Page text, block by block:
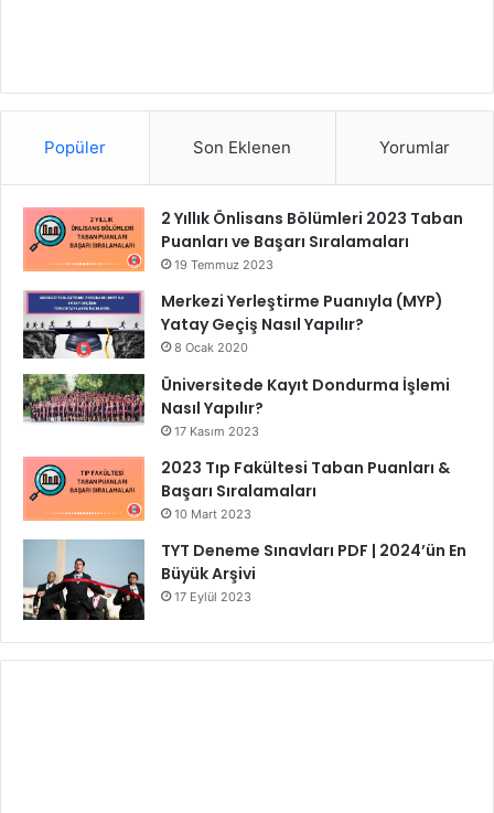
Popüler Son Eklenen Yorumlar
2 Yıllık Önlisans Bölümleri 2023 Taban
Puanları ve Başarı Sıralamaları
19 Temmuz 2023
Merkezi Yerleştirme Puanıyla (MYP)
Yatay Geçiş Nasıl Yapılır?
8 Ocak 2020
Üniversitede Kayıt Dondurma İşlemi
Nasıl Yapılır?
17 Kasım 2023
2023 Tıp Fakültesi Taban Puanları &
Başarı Sıralamaları
10 Mart 2023
TYT Deneme Sınavları PDF | 2024’ün En
Büyük Arşivi
17 Eylül 2023